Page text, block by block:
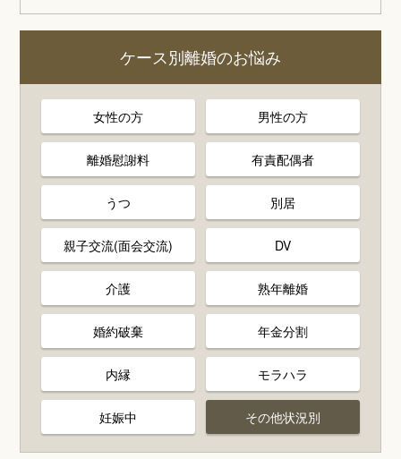
ケース別離婚のお悩み
女性の方 男性の方
離婚慰謝料 有責配偶者
うつ 別居
親子交流(面会交流) DV
介護 熟年離婚
婚約破棄 年金分割
内縁 モラハラ
妊娠中 その他状況別